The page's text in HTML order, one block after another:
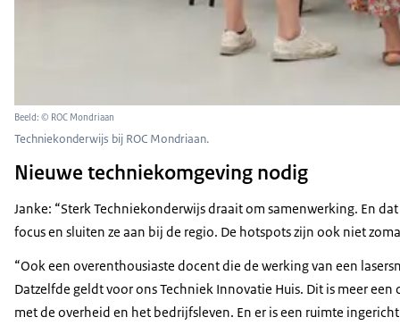
Beeld: © ROC Mondriaan
Techniekonderwijs bij ROC Mondriaan.
Nieuwe techniekomgeving nodig
Janke: “Sterk Techniekonderwijs draait om samenwerking. En
focus en sluiten ze aan bij de regio. De hotspots zijn ook niet
“Ook een overenthousiaste docent die de werking van een
Datzelfde geldt voor ons Techniek Innovatie Huis. Dit is meer
met de overheid en het bedrijfsleven. En er is een ruimte